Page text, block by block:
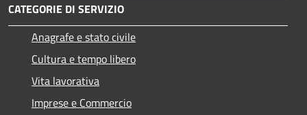
CATEGORIE DI SERVIZIO
Anagrafe e stato civile
Cultura e tempo libero
Vita lavorativa
Imprese e Commercio